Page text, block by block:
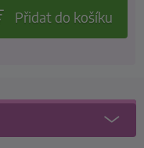
Přidat do košíku